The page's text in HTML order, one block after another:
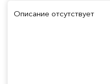
Описание отсутствует